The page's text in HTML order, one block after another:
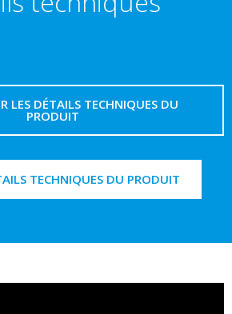
LES DÉTAILS TECHNIQUES DU
PRODUIT
TECHNIQUES DU PRODUIT